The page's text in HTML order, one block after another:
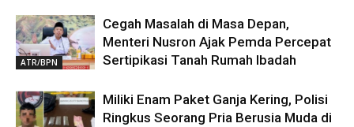
ATR/BPN
Cegah Masalah di Masa Depan,
Menteri Nusron Ajak Pemda Percepat
Sertipikasi Tanah Rumah Ibadah
Miliki Enam Paket Ganja Kering, Polisi
Ringkus Seorang Pria Berusia Muda di